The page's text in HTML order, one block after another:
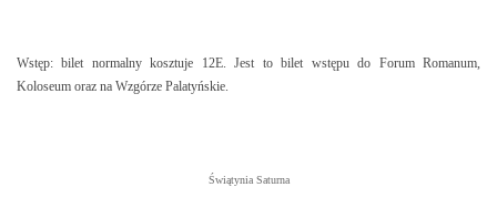
Wstęp: bilet normalny kosztuje 12E. Jest to bilet wstępu do Forum Romanum,
Koloseum oraz na Wzgórze Palatyńskie.
Świątynia Saturna